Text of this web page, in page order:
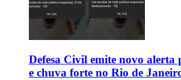
Defesa Civil emite novo alerta
e chuva forte no Rio de